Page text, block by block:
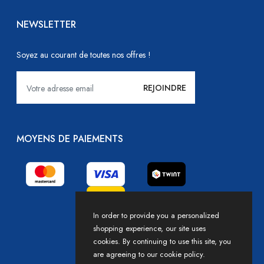
NEWSLETTER
Soyez au courant de toutes nos offres !
MOYENS DE PAIEMENTS
In order to provide you a personalized
shopping experience, our site uses
cookies. By continuing to use this site, you
are agreeing to our cookie policy.